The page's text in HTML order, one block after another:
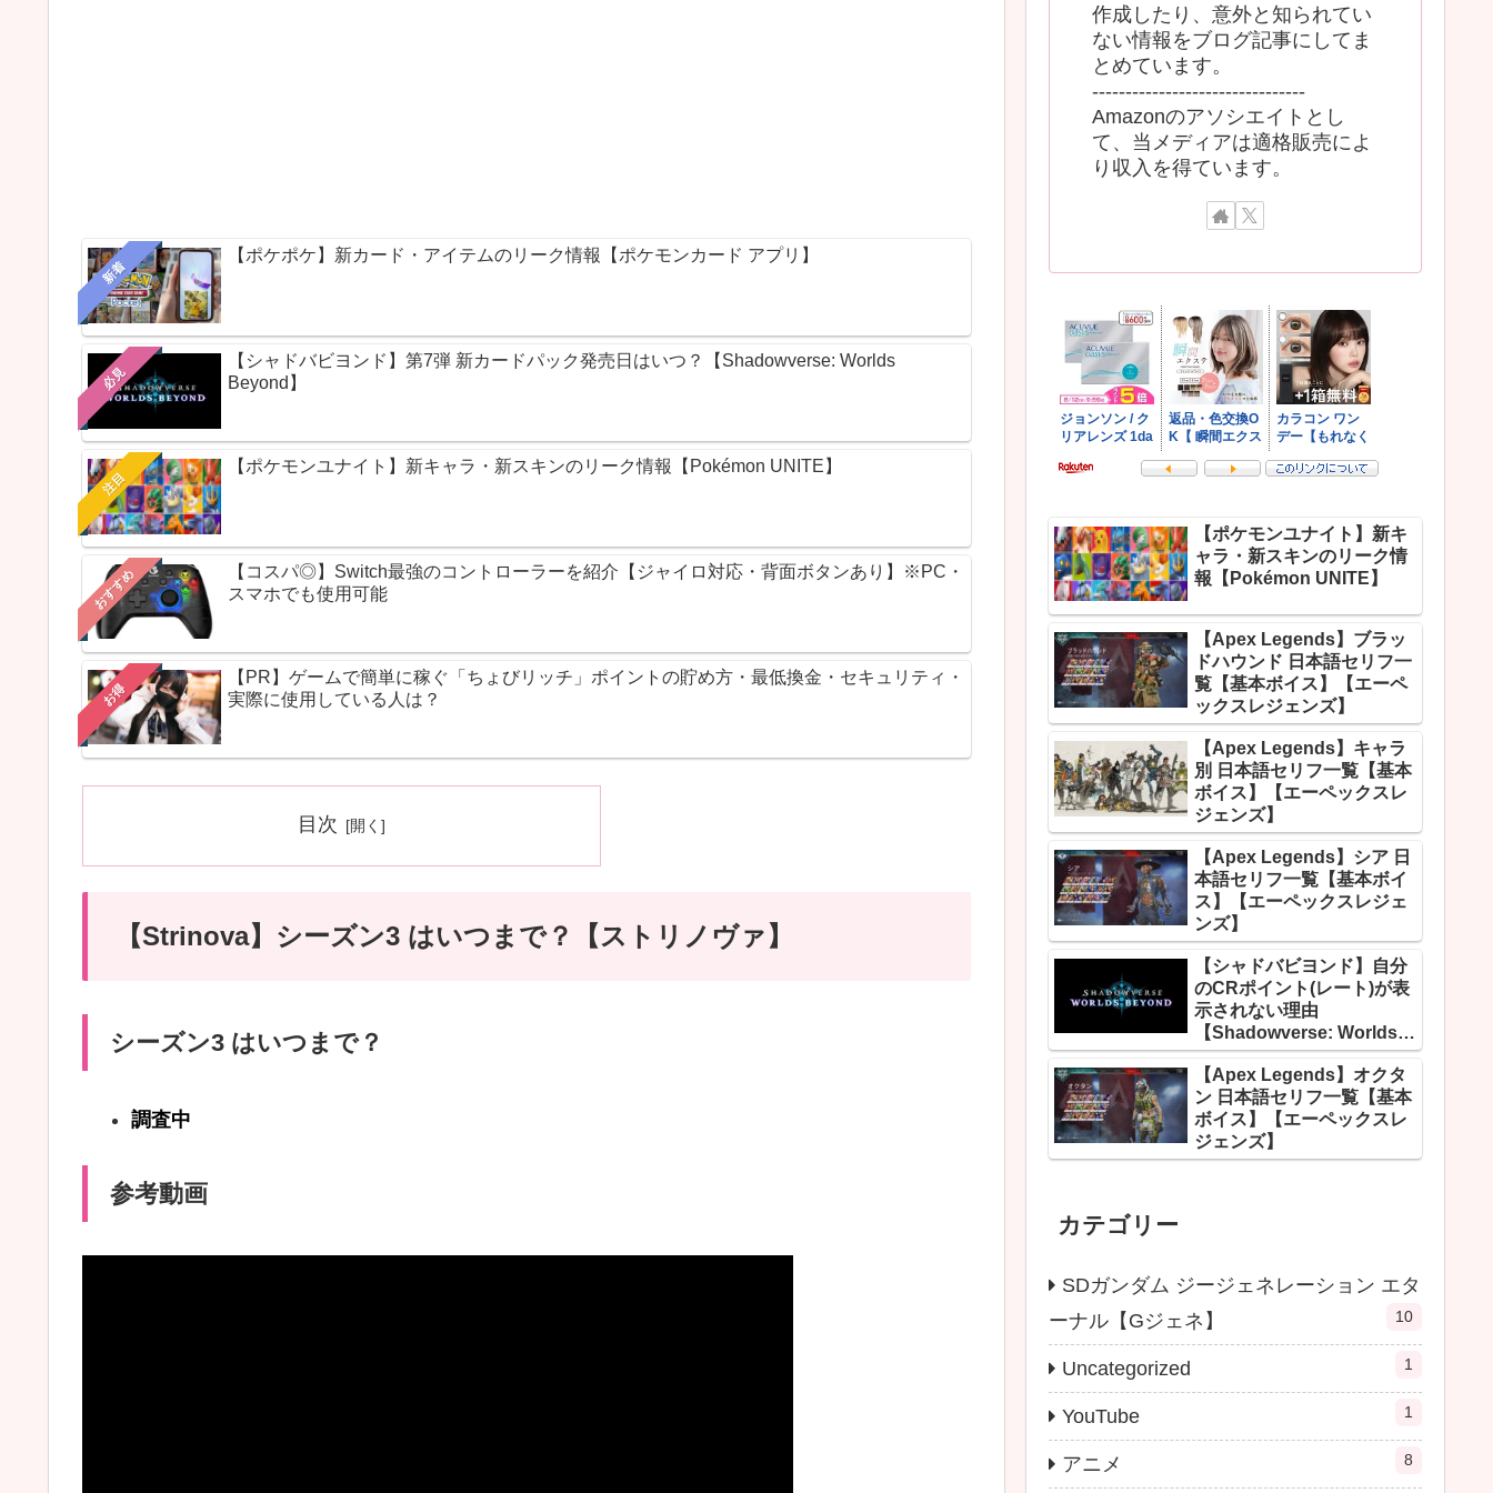
新着
【ポケポケ】新カード・アイテムのリーク情報【ポケモンカード アプリ】
必見
【シャドバビヨンド】第7弾 新カードパック発売日はいつ？【Shadowverse: Worlds
Beyond】
注目
【ポケモンユナイト】新キャラ・新スキンのリーク情報【Pokémon UNITE】
おすすめ
【コスパ◎】Switch最強のコントローラーを紹介【ジャイロ対応・背面ボタンあり】※PC・
スマホでも使用可能
お得
【PR】ゲームで簡単に稼ぐ「ちょびリッチ」ポイントの貯め方・最低換金・セキュリティ・
実際に使用している人は？
目次
【Strinova】シーズン3 はいつまで？【ストリノヴァ】
シーズン3 はいつまで？
調査中
参考動画
作成したり、意外と知られてい
ない情報をブログ記事にしてま
とめています。
--------------------------------
Amazonのアソシエイトとし
て、当メディアは適格販売によ
り収入を得ています。
【ポケモンユナイト】新キ
ャラ・新スキンのリーク情
報【Pokémon UNITE】
【Apex Legends】ブラッ
ドハウンド 日本語セリフ一
覧【基本ボイス】【エーペ
ックスレジェンズ】
【Apex Legends】キャラ
別 日本語セリフ一覧【基本
ボイス】【エーペックスレ
ジェンズ】
【Apex Legends】シア 日
本語セリフ一覧【基本ボイ
ス】【エーペックスレジェ
ンズ】
【シャドバビヨンド】自分
のCRポイント(レート)が表
示されない理由
【Shadowverse: Worlds
Beyond】
【Apex Legends】オクタ
ン 日本語セリフ一覧【基本
ボイス】【エーペックスレ
ジェンズ】
カテゴリー
SDガンダム ジージェネレーション エタ
ーナル【Gジェネ】
10
Uncategorized 1
YouTube 1
アニメ 8